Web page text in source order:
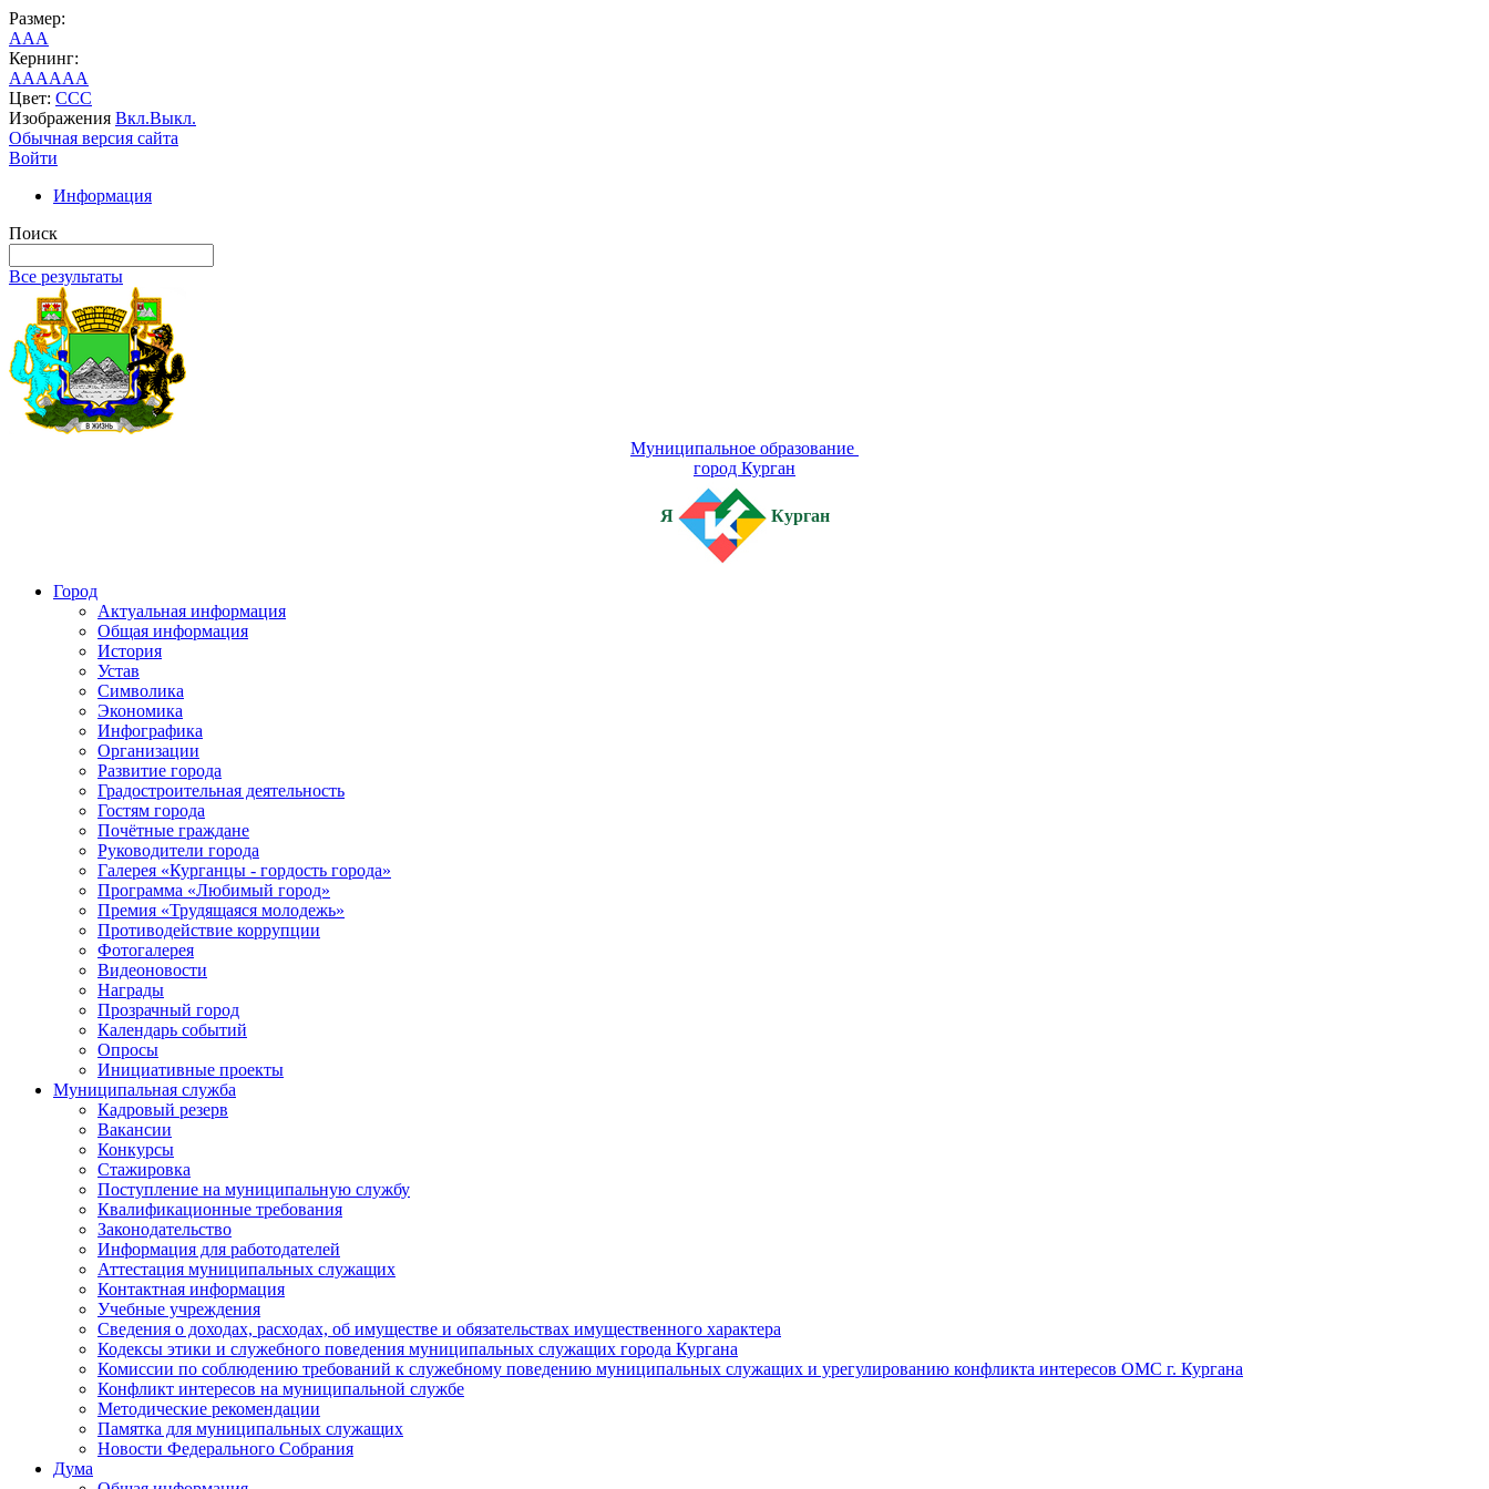
Размер:
AAA
Кернинг:
AAAAAA
Цвет: CCC
Изображения Вкл.Выкл.
Обычная версия сайта
Войти
Информация
Поиск
Все результаты
Муниципальное образование
город Курган
Я Курган
Город
Актуальная информация
Общая информация
История
Устав
Символика
Экономика
Инфографика
Организации
Развитие города
Градостроительная деятельность
Гостям города
Почётные граждане
Руководители города
Галерея «Курганцы - гордость города»
Программа «Любимый город»
Премия «Трудящаяся молодежь»
Противодействие коррупции
Фотогалерея
Видеоновости
Награды
Прозрачный город
Календарь событий
Опросы
Инициативные проекты
Муниципальная служба
Кадровый резерв
Вакансии
Конкурсы
Стажировка
Поступление на муниципальную службу
Квалификационные требования
Законодательство
Информация для работодателей
Аттестация муниципальных служащих
Контактная информация
Учебные учреждения
Сведения о доходах, расходах, об имуществе и обязательствах имущественного характера
Кодексы этики и служебного поведения муниципальных служащих города Кургана
Комиссии по соблюдению требований к служебному поведению муниципальных служащих и урегулированию конфликта интересов ОМС г. Кургана
Конфликт интересов на муниципальной службе
Методические рекомендации
Памятка для муниципальных служащих
Новости Федерального Cобрания
Дума